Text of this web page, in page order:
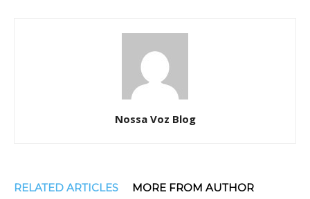
Nossa Voz Blog
RELATED ARTICLES MORE FROM AUTHOR